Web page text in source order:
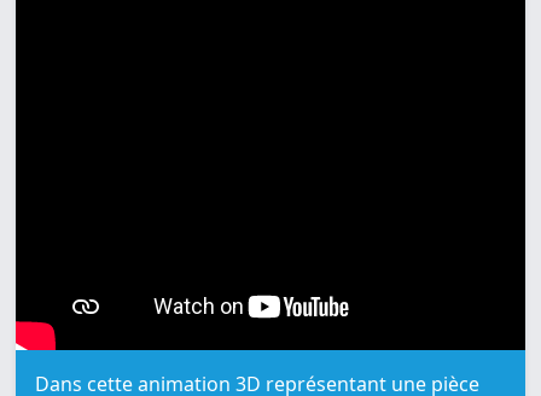
Dans cette animation 3D représentant une pièce